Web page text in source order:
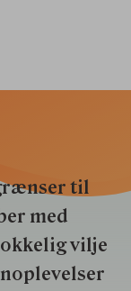
til
med
vilje